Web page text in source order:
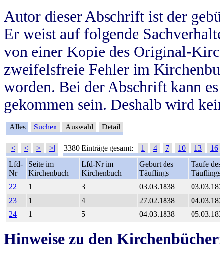
Autor dieser Abschrift ist der
Er weist auf folgende
von einer Kopie des Original-
zweifelsfreie Fehler im
worden. Bei der Abschrift kann
gekommen sein. Deshalb wird
Alles Suchen Auswahl Detail
|< < > >| 3380 Einträge gesamt: 1 4 7 10 13
16
Lfd-
Nr
Seite im
Kirchenbuch
Lfd-Nr im
Kirchenbuch
Geburt des
Täuflings
Taufe
Täuflings
22
1 3 03.03.1838
23
1 4 27.02.1838
24
1 5 04.03.1838
Hinweise zu den